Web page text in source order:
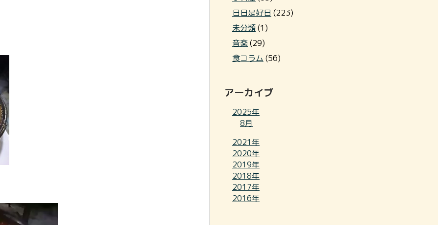
日日是好日 (223)
未分類(1)
音楽(29)
食コラム (56)
アーカイブ
2025年
8月
2021年
2020年
2019年
2018年
2017年
2016年